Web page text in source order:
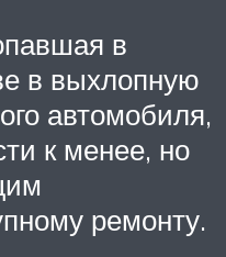
в
в выхлопную
автомобиля,
к менее, но
ремонту.